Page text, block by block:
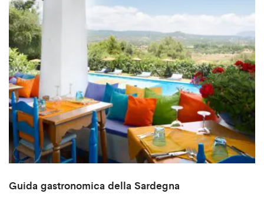
Guida gastronomica della Sardegna